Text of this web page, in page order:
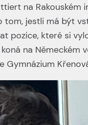
na Rakouském
jestli má být
pozice, které si
na